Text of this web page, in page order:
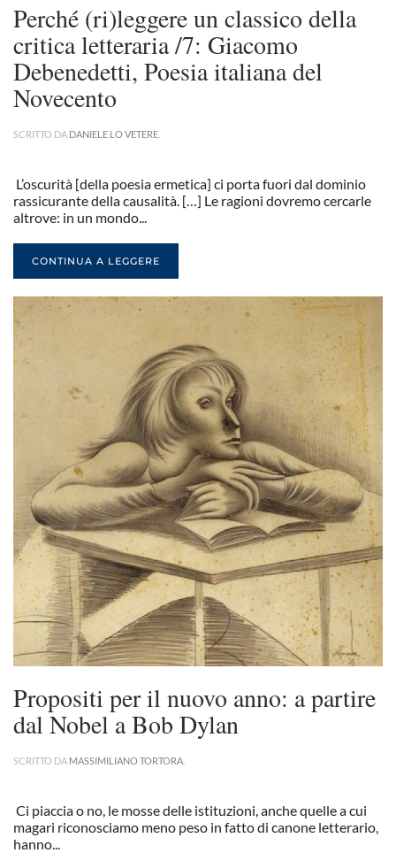
Perché (ri)leggere un classico della
critica letteraria /7: Giacomo
Debenedetti, Poesia italiana del
Novecento
SCRITTO DA DANIELE LO VETERE
L’oscurità [della poesia ermetica] ci porta fuori dal dominio
rassicurante della causalità. […] Le ragioni dovremo cercarle
altrove: in un mondo...
CONTINUA A LEGGERE
Propositi per il nuovo anno: a partire
dal Nobel a Bob Dylan
SCRITTO DA MASSIMILIANO TORTORA
Ci piaccia o no, le mosse delle istituzioni, anche quelle a cui
magari riconosciamo meno peso in fatto di canone letterario,
hanno...